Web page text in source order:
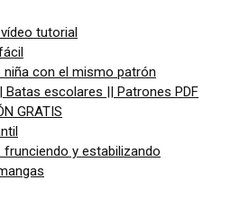
tutorial
con el mismo patrón
Batas escolares || Patrones PDF
GRATIS
y estabilizando